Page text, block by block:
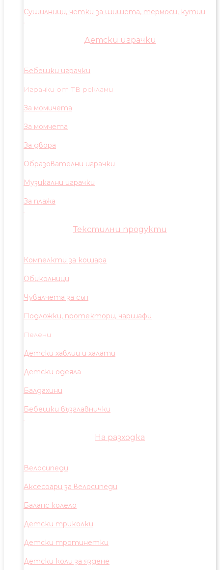
Сушилници, четки за шишета, термоси, кутии
Детски играчки
Бебешки играчки
Играчки от ТВ реклами
За момичета
За момчета
За двора
Образователни играчки
Музикални играчки
За плажа
Текстилни продукти
Компелкти за кошара
Обиколници
Чувалчета за сън
Подложки, протектори, чаршафи
Пелени
Детски хавлии и халати
Детски одеяла
Балдахини
Бебешки възглавнички
На разходка
Велосипеди
Аксесоари за велосипеди
Баланс колело
Детски триколки
Детски тротинетки
Детски коли за яздене